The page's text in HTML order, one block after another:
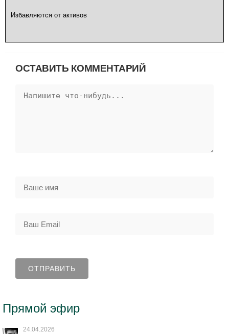
Избавляются от активов
ОСТАВИТЬ КОММЕНТАРИЙ
Прямой эфир
24.04.2026